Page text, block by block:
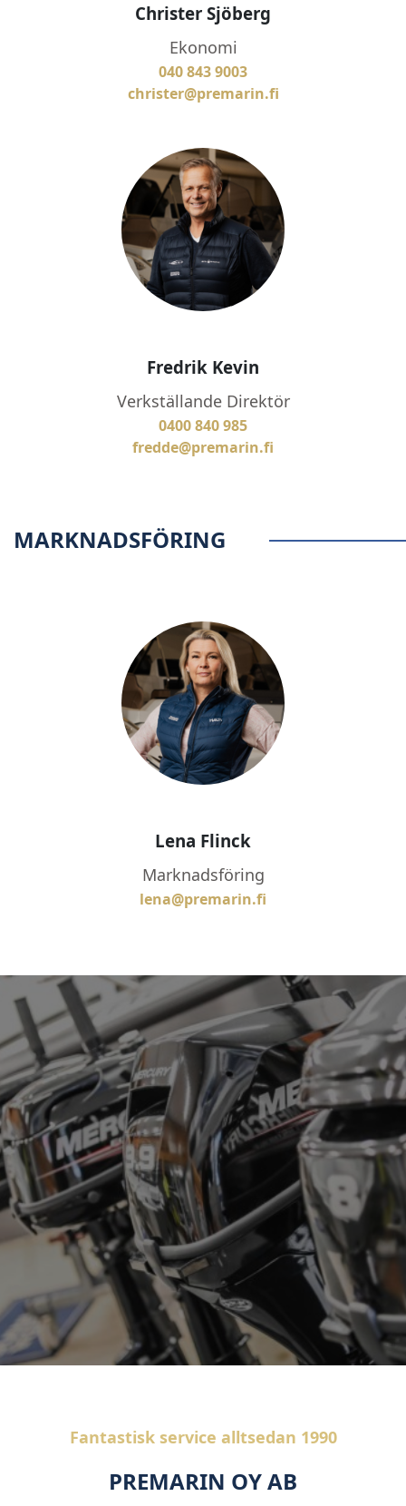
Christer Sjöberg
Ekonomi
040 843 9003
christer@premarin.fi
Fredrik Kevin
Verkställande Direktör
0400 840 985
fredde@premarin.fi
MARKNADSFÖRING
Lena Flinck
Marknadsföring
lena@premarin.fi
Fantastisk service alltsedan 1990
PREMARIN OY AB